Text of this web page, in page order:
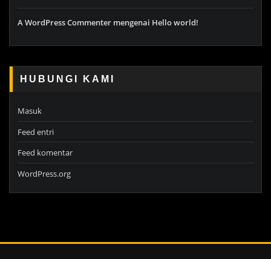
A WordPress Commenter mengenai Hello world!
HUBUNGI KAMI
Masuk
Feed entri
Feed komentar
WordPress.org